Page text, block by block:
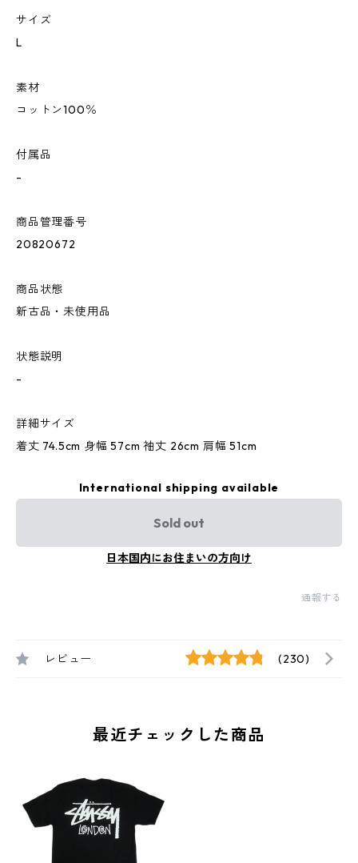
サイズ
L
素材
コットン100％
付属品
-
商品管理番号
20820672
商品状態
新古品・未使用品
状態説明
-
詳細サイズ
着丈 74.5cm 身幅 57cm 袖丈 26cm 肩幅 51cm
International shipping available
Sold out
日本国内にお住まいの方向け
通報する
レビュー (230)
最近チェックした商品